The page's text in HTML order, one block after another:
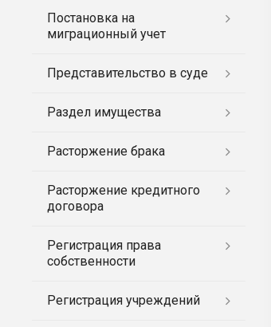
Постановка на
миграционный учет
Представительство в суде
Раздел имущества
Расторжение брака
Расторжение кредитного
договора
Регистрация права
собственности
Регистрация учреждений